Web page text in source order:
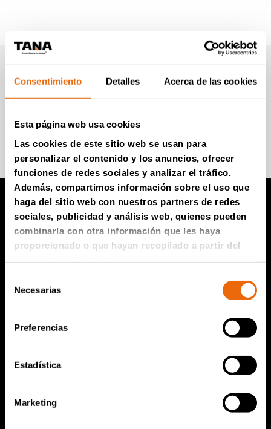
Consentimiento Detalles Acerca de las cookies
Esta página web usa cookies
Las cookies de este sitio web se usan para
personalizar el contenido y los anuncios, ofrecer
funciones de redes sociales y analizar el tráfico.
Además, compartimos información sobre el uso que
haga del sitio web con nuestros partners de redes
sociales, publicidad y análisis web, quienes pueden
combinarla con otra información que les haya
proporcionado o que hayan recopilado a partir del
deNecesarias
Preferencias
Estadística
Marketing
Boletín informativo de
Tana (en Inglés)
Productos TANA
Compactador de vertedero TANA
Criba de disco TANA